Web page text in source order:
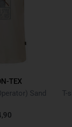
TEX
Sand